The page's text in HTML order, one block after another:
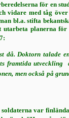
för en
vidare med tåg
bl.a. stifta
pla­nerna
då. Doktorn talade
utveckling 
men också på
var